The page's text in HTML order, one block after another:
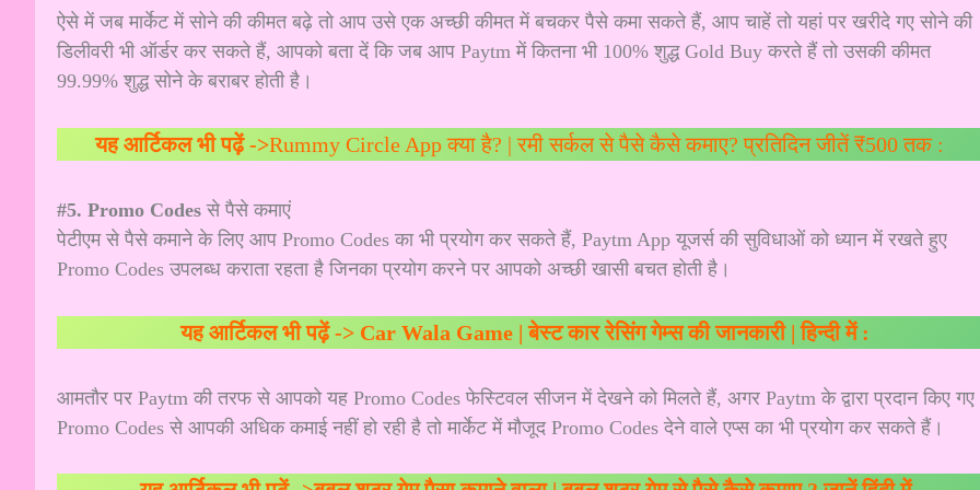
ऐसे में जब मार्केट में सोने की कीमत बढ़े तो आप उसे एक अच्छी कीमत में बचकर पैसे कमा सकते हैं, आप चाहें तो यहां पर खरीदे गए सोने की
डिलीवरी भी ऑर्डर कर सकते हैं, आपको बता दें कि जब आप Paytm में कितना भी 100% शुद्ध Gold Buy करते हैं तो उसकी कीमत
99.99% शुद्ध सोने के बराबर होती है।
यह आर्टिकल भी पढ़ें ->Rummy Circle App क्या है? | रमी सर्कल से पैसे कैसे कमाए? प्रतिदिन जीतें ₹500 तक :
#5. Promo Codesसे पैसे कमाएं
पेटीएम से पैसे कमाने के लिए आप Promo Codes का भी प्रयोग कर सकते हैं, Paytm App यूजर्स की सुविधाओं को ध्यान में रखते हुए
Promo Codes उपलब्ध कराता रहता है जिनका प्रयोग करने पर आपको अच्छी खासी बचत होती है।
यह आर्टिकल भी पढ़ें -> Car Wala Game | बेस्ट कार रेसिंग गेम्स की जानकारी | हिन्दी में :
आमतौर पर Paytm की तरफ से आपको यह Promo Codes फेस्टिवल सीजन में देखने को मिलते हैं, अगर Paytm के द्वारा प्रदान किए गए
Promo Codes से आपकी अधिक कमाई नहीं हो रही है तो मार्केट में मौजूद Promo Codes देने वाले एप्स का भी प्रयोग कर सकते हैं।